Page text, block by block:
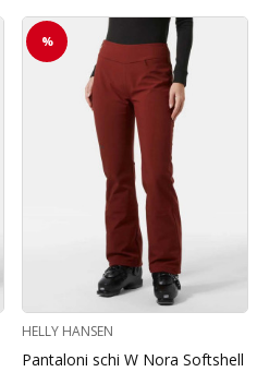
%
HELLY HANSEN
Pantaloni schi W Nora Softshell